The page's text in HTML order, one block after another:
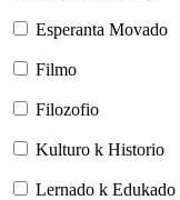
Esperanta Movado
Filmo
Filozofio
Kulturo k Historio
Lernado k Edukado